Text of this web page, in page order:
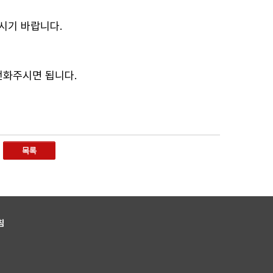
기 바랍니다.
주시면 됩니다.
목록